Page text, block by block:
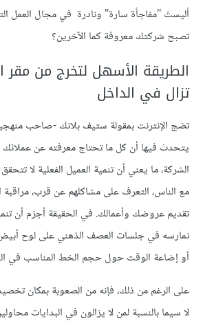
أليستْ"مفاجأة سارة" ونادرة فيمجال العمل
تصبح شركتكمعروفةكما الآخرين؟
الطريقة الأسهل لتخرج من مقر
تزال في الداخل
تضج الإنترنتبمقولة ستيفبلانك-صاحب
يتحدث فيها أنكلماتحتاجمعرفتهعنعملائك
الشركة،ما يعني أنتنمية العميل الفعليةلاتتحقق
مع الناس،التعرفعلىمشاكلهمعن قرب،مراقبة
تقديمعروضك وأعمالك. في الحقيقة أجزم أن
نمارسه فيجلسات العصف الذهنيعلىلوح
أوإضاعة الوقتحولحجم الخطالمناسب في
على الرغممن ذلك،فإنهمن الصعوبةبمكان
لاسيمابالنسبةلمنلايزالون في البدايات